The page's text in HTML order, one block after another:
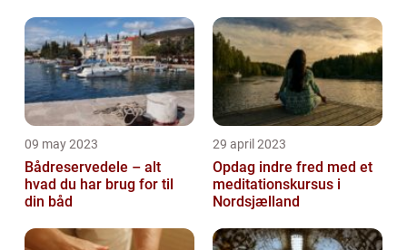
09 may 2023
Bådreservedele – alt
hvad du har brug for til
din båd
29 april 2023
Opdag indre fred med et
meditationskursus i
Nordsjælland